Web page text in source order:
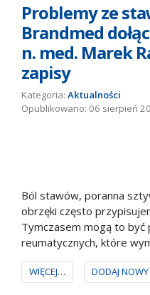
Problemy ze
Brandmed
n. med. Marek
zapisy
Kategoria: Aktualności
06 sierpień
Ból stawów, poranna
obrzęki często
Tymczasem mogą to
reumatycznych, które
diagnostyki.
WIĘCEJ… DODAJ